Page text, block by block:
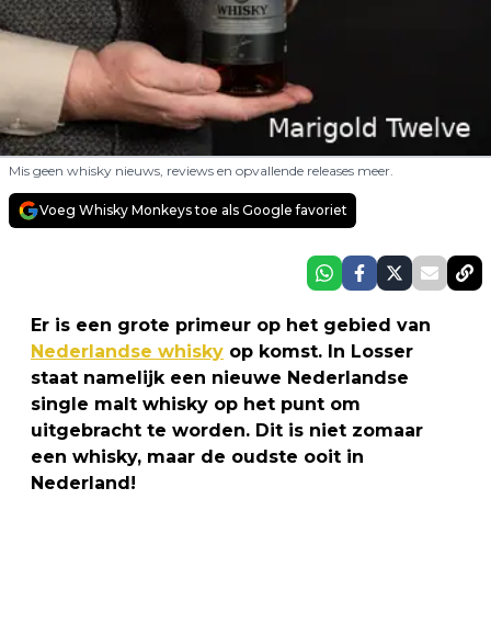
Mis geen whisky nieuws, reviews en opvallende releases meer.
Voeg Whisky Monkeys toe als Google favoriet
Er is een grote primeur op het gebied van
Nederlandse whisky op komst. In Losser
staat namelijk een nieuwe Nederlandse
single malt whisky op het punt om
uitgebracht te worden. Dit is niet zomaar
een whisky, maar de oudste ooit in
Nederland!